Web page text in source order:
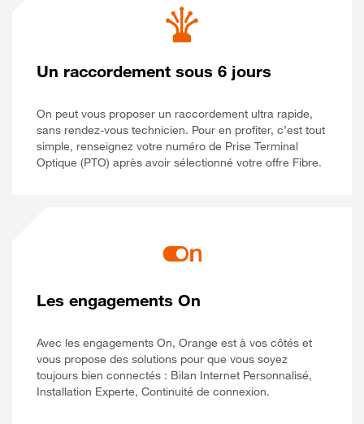
Un raccordement sous 6 jours
On peut vous proposer un raccordement ultra rapide,
sans rendez-vous technicien. Pour en profiter, c’est tout
simple, renseignez votre numéro de Prise Terminal
Optique (PTO) après avoir sélectionné votre offre Fibre.
Les engagements On
Avec les engagements On, Orange est à vos côtés et
vous propose des solutions pour que vous soyez
toujours bien connectés : Bilan Internet Personnalisé,
Installation Experte, Continuité de connexion.